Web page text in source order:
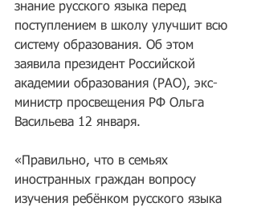
знание русского языка перед
поступлением в школу улучшит всю
систему образования. Об этом
заявила президент Российской
академии образования (РАО), экс-
министр просвещения РФ Ольга
Васильева 12 января.
«Правильно, что в семьях
иностранных граждан вопросу
изучения ребёнком русского языка